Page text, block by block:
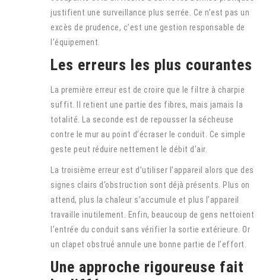
justifient une surveillance plus serrée. Ce n’est pas un
excès de prudence, c’est une gestion responsable de
l’équipement.
Les erreurs les plus courantes
La première erreur est de croire que le filtre à charpie
suffit. Il retient une partie des fibres, mais jamais la
totalité. La seconde est de repousser la sécheuse
contre le mur au point d’écraser le conduit. Ce simple
geste peut réduire nettement le débit d’air.
La troisième erreur est d’utiliser l’appareil alors que des
signes clairs d’obstruction sont déjà présents. Plus on
attend, plus la chaleur s’accumule et plus l’appareil
travaille inutilement. Enfin, beaucoup de gens nettoient
l’entrée du conduit sans vérifier la sortie extérieure. Or
un clapet obstrué annule une bonne partie de l’effort.
Une approche rigoureuse fait